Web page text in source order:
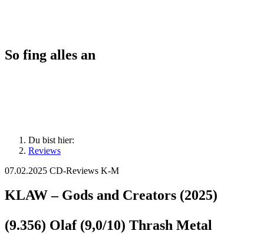
So fing alles an
Du bist hier:
Reviews
07.02.2025 CD-Reviews K-M
KLAW – Gods and Creators (2025)
(9.356) Olaf (9,0/10) Thrash Metal